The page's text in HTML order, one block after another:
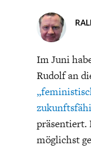
Im Juni
Rudolf an
präsentiert.
möglichst